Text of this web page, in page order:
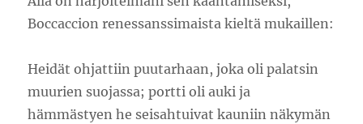
Boccaccion renessanssimaista kieltä mukaillen:
Heidät ohjattiin puutarhaan, joka oli palatsin
muurien suojassa; portti oli auki ja
hämmästyen he seisahtuivat kauniin näkymän